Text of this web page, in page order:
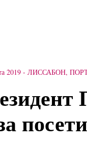
2019 - ЛИССАБОН,